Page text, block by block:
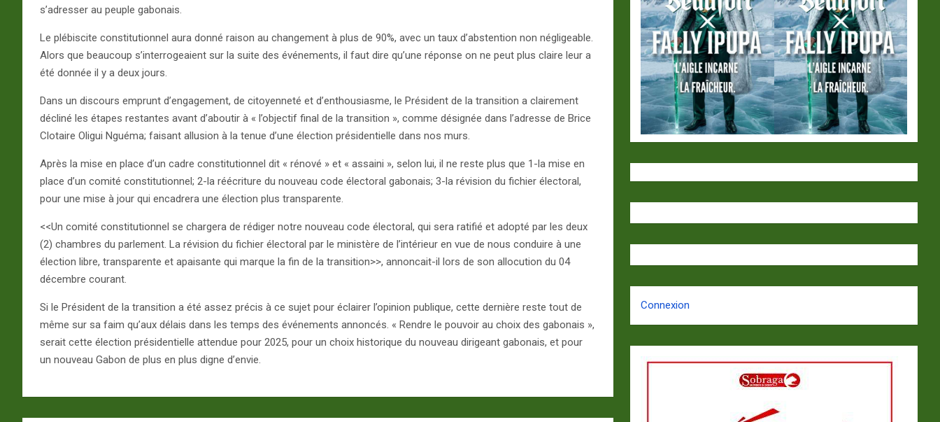
s’adresser au peuple gabonais.
Le plébiscite constitutionnel aura donné raison au changement à plus de 90%, avec un taux d’abstention non négligeable.
Alors que beaucoup s’interrogeaient sur la suite des événements, il faut dire qu’une réponse on ne peut plus claire leur a
été donnée il y a deux jours.
Dans un discours emprunt d’engagement, de citoyenneté et d’enthousiasme, le Président de la transition a clairement
décliné les étapes restantes avant d’aboutir à « l’objectif final de la transition », comme désignée dans l’adresse de Brice
Clotaire Oligui Nguéma; faisant allusion à la tenue d’une élection présidentielle dans nos murs.
Après la mise en place d’un cadre constitutionnel dit « rénové » et « assaini », selon lui, il ne reste plus que 1-la mise en
place d’un comité constitutionnel; 2-la réécriture du nouveau code électoral gabonais; 3-la révision du fichier électoral,
pour une mise à jour qui encadrera une élection plus transparente.
<<Un comité constitutionnel se chargera de rédiger notre nouveau code électoral, qui sera ratifié et adopté par les deux
(2) chambres du parlement. La révision du fichier électoral par le ministère de l’intérieur en vue de nous conduire à une
élection libre, transparente et apaisante qui marque la fin de la transition>>, annoncait-il lors de son allocution du 04
décembre courant.
Si le Président de la transition a été assez précis à ce sujet pour éclairer l’opinion publique, cette dernière reste tout de
même sur sa faim qu’aux délais dans les temps des événements annoncés. « Rendre le pouvoir au choix des gabonais »,
serait cette élection présidentielle attendue pour 2025, pour un choix historique du nouveau dirigeant gabonais, et pour
un nouveau Gabon de plus en plus digne d’envie.
Connexion